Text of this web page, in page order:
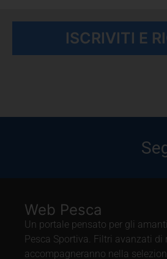
ISCRIVITI E
Web Pesca
Un portale pensato per gli
Pesca Sportiva. Filtri avanzati di
accompagneranno nella